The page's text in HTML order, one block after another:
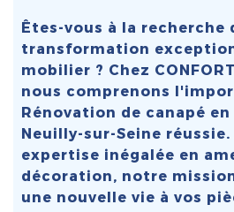
Êtes-vous à la recherche
transformation
mobilier ? Chez
nous comprenons
Rénovation de canapé
Neuilly-sur-Seine réussie.
expertise inégalée en
décoration, notre
une nouvelle vie à vos